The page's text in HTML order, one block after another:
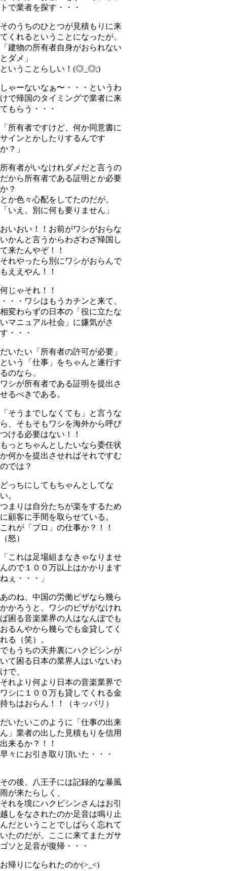
トで業者を探す・・・
そのうちのひとつが見積もりに来
てくれるということになったが、
「建物の所有者自身がおられない
とダメ」
ということらしい！(◎_◎;)
しゃーないなぁ〜・・・というわ
けで帰国のタイミングで業者に来
てもらう・・・
「所有者ですけど、何か同意書に
サインとかしたりするんです
か？」
所有者がいなけれダメだと言うの
だから所有者である証明とか必要
か？
とか色々心配をしてたのだが、
「いえ、別に何も要りません」
おいおい！！お前がワシがおらな
いかんと言うからわざわざ帰国し
て来たんやぞ！！
それやったら別にワシがおらんで
もええやん！！
何じゃそれ！！
・・・ワシはもうカチンと来て、
相変わらずの日本の「役に立たな
いマニュアル社会」に嫌気がさ
す・・・
だいたい「所有者の許可が必要」
という「仕事」をちゃんと遂行す
るのなら、
ワシが所有者である証明を提出さ
せるべきである。
「そうまでしなくても」と言うな
ら、そもそもワシを海外から呼び
つける必要はない！！
もっとちゃんとしたいなら委任状
か何かを提出させればそれですむ
のでは？
どっちにしてもちゃんとしてな
い。
つまりは自分たちが楽をするため
に顧客に手間を取らせている。
これが「プロ」の仕事か？！！
（怒）
「これは足場組まなきゃなりませ
んので１００万以上はかかります
ねぇ・・・」
あのね、中国の労働ビザなら幾ら
かかろうと、ワシのビザがなけれ
ば困る音楽業界の人はなんぼでも
おるんやから幾らでも金貸してく
れる（笑）。
でもうちの天井裏にハクビシンが
いて困る日本の業界人はいないわ
けで、
それより何より日本の音楽業界で
ワシに１００万も貸してくれる金
持ちはおらん！！（キッパリ）
だいたいこのように「仕事の出来
ん」業者の出した見積もりを信用
出来るか？！！
早々にお引き取り頂いた・・・
その後、八王子には記録的な暴風
雨が来たらしく、
それを境にハクビシンさんはお引
越しをなされたのか足音は鳴り止
んだということでしばらく忘れて
いたのだが、ここに来てまたガサ
ゴソと足音が復帰・・・
お帰りになられたのか(>_<)